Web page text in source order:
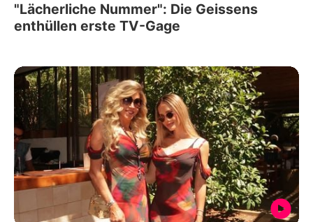
"Lächerliche Nummer": Die Geissens
enthüllen erste TV-Gage